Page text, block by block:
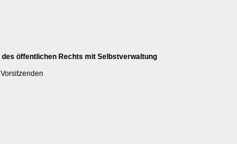
öffentlichen Rechts mit Selbstverwaltung